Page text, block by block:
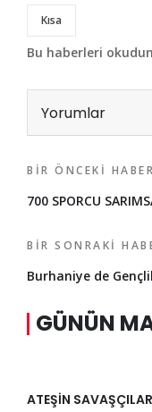
Kısa
Bu haberleri
Yorumlar
BIR ÖNCEKI HABER
700 SPORCU
BIR SONRAKI
Burhaniye de
GÜNÜN